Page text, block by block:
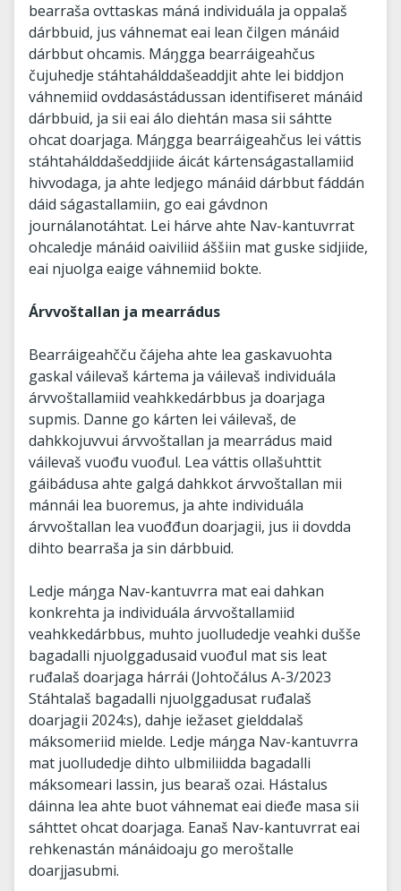
bearraša ovttaskas máná individuála ja oppalaš
dárbbuid, jus váhnemat eai lean čilgen mánáid
dárbbut ohcamis. Máŋgga bearráigeahčus
čujuhedje stáhtahálddašeaddjit ahte lei biddjon
váhnemiid ovddasástádussan identifiseret mánáid
dárbbuid, ja sii eai álo diehtán masa sii sáhtte
ohcat doarjaga. Máŋgga bearráigeahčus lei váttis
stáhtahálddašeddjiide áicát kártenságastallamiid
hivvodaga, ja ahte ledjego mánáid dárbbut fáddán
dáid ságastallamiin, go eai gávdnon
journálanotáhtat. Lei hárve ahte Nav-kantuvrrat
ohcaledje mánáid oaiviliid áššiin mat guske sidjiide,
eai njuolga eaige váhnemiid bokte.
Árvvoštallan ja mearrádus
Bearráigeahčču čájeha ahte lea gaskavuohta
gaskal váilevaš kártema ja váilevaš individuála
árvvoštallamiid veahkkedárbbus ja doarjaga
supmis. Danne go kárten lei váilevaš, de
dahkkojuvvui árvvoštallan ja mearrádus maid
váilevaš vuođu vuođul. Lea váttis ollašuhttit
gáibádusa ahte galgá dahkkot árvvoštallan mii
mánnái lea buoremus, ja ahte individuála
árvvoštallan lea vuođđun doarjagii, jus ii dovdda
dihto bearraša ja sin dárbbuid.
Ledje máŋga Nav-kantuvrra mat eai dahkan
konkrehta ja individuála árvvoštallamiid
veahkkedárbbus, muhto juolludedje veahki dušše
bagadalli njuolggadusaid vuođul mat sis leat
ruđalaš doarjaga hárrái (Johtočálus A-3/2023
Stáhtalaš bagadalli njuolggadusat ruđalaš
doarjagii 2024:s), dahje iežaset gielddalaš
máksomeriid mielde. Ledje máŋga Nav-kantuvrra
mat juolludedje dihto ulbmiliidda bagadalli
máksomeari lassin, jus bearaš ozai. Hástalus
dáinna lea ahte buot váhnemat eai dieđe masa sii
sáhttet ohcat doarjaga. Eanaš Nav-kantuvrrat eai
rehkenastán mánáidoaju go meroštalle
doarjjasubmi.